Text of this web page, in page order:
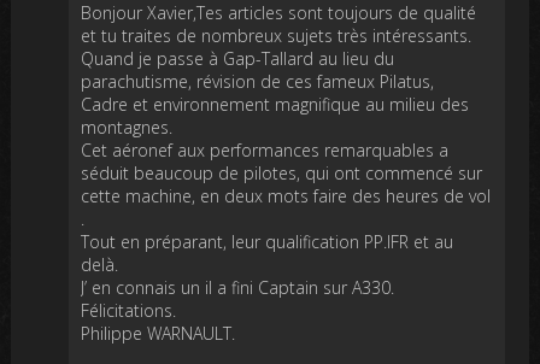
Bonjour Xavier,Tes articles sont toujours de qualité
et tu traites de nombreux sujets très intéressants.
Quand je passe à Gap-Tallard au lieu du
parachutisme, révision de ces fameux Pilatus,
Cadre et environnement magnifique au milieu des
montagnes.
Cet aéronef aux performances remarquables a
séduit beaucoup de pilotes, qui ont commencé sur
cette machine, en deux mots faire des heures de vol
.
Tout en préparant, leur qualification PP.IFR et au
delà.
J’ en connais un il a fini Captain sur A330.
Félicitations.
Philippe WARNAULT.